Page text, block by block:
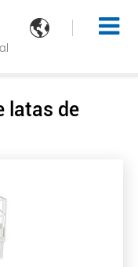

latas de